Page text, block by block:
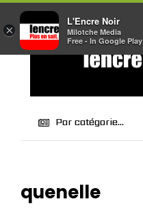
Par catégorie...
quenelle
×
L'Encre Noir
Milotche Media
Free - In Google Play